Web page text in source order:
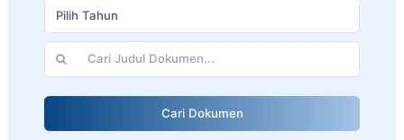
Pilih Tahun
Cari Dokumen